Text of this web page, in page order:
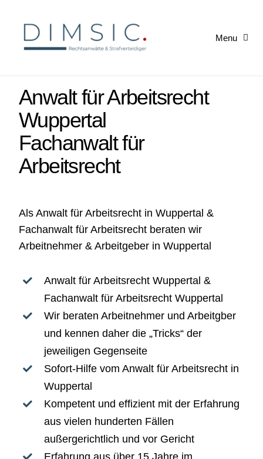
content
Menu
Arbeitsrecht
Kündigung erhalten
News
Anwalt für Arbeitsrecht
Wuppertal
Fachanwalt für
Arbeitsrecht
Als Anwalt für Arbeitsrecht in Wuppertal &
Fachanwalt für Arbeitsrechtberaten wir
Arbeitnehmer & Arbeitgeber in Wuppertal
Anwalt für Arbeitsrecht Wuppertal &
Fachanwalt für Arbeitsrecht Wuppertal
Wir beraten Arbeitnehmer und Arbeitgber
und kennen daher die „Tricks“ der
jeweiligen Gegenseite
Sofort-Hilfe vomAnwalt für Arbeitsrecht in
Wuppertal
Kompetent und effizient mit der Erfahrung
aus vielen hunderten Fällen
außergerichtlich und vor Gericht
Erfahrung aus über 15 Jahre im